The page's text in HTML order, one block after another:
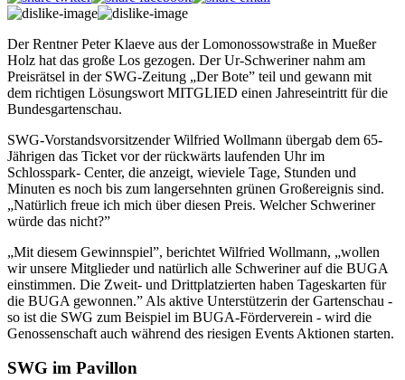
Der Rentner Peter Klaeve aus der Lomonossowstraße in Mueßer
Holz hat das große Los gezogen. Der Ur-Schweriner nahm am
Preisrätsel in der SWG-Zeitung „Der Bote” teil und gewann mit
dem richtigen Lösungswort MITGLIED einen Jahreseintritt für die
Bundesgartenschau.
SWG-Vorstandsvorsitzender Wilfried Wollmann übergab dem 65-
Jährigen das Ticket vor der rückwärts laufenden Uhr im
Schlosspark- Center, die anzeigt, wieviele Tage, Stunden und
Minuten es noch bis zum langersehnten grünen Großereignis sind.
„Natürlich freue ich mich über diesen Preis. Welcher Schweriner
würde das nicht?”
„Mit diesem Gewinnspiel”, berichtet Wilfried Wollmann, „wollen
wir unsere Mitglieder und natürlich alle Schweriner auf die BUGA
einstimmen. Die Zweit- und Drittplatzierten haben Tageskarten für
die BUGA gewonnen.” Als aktive Unterstützerin der Gartenschau -
so ist die SWG zum Beispiel im BUGA-Förderverein - wird die
Genossenschaft auch während des riesigen Events Aktionen starten.
SWG im Pavillon